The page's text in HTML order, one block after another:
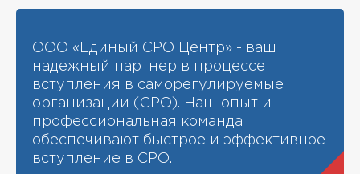
ООО «Единый СРО Центр» - ваш
надежный партнер в процессе
вступления в саморегулируемые
организации (СРО). Наш опыт и
профессиональная команда
обеспечивают быстрое и эффективное
вступление в СРО.